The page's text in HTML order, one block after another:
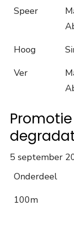
Speer
Hoog
Ver
5 september
Onderdeel
100m